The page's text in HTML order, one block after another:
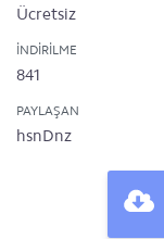
Ücretsiz
İNDIRILME
841
PAYLAŞAN
hsnDnz